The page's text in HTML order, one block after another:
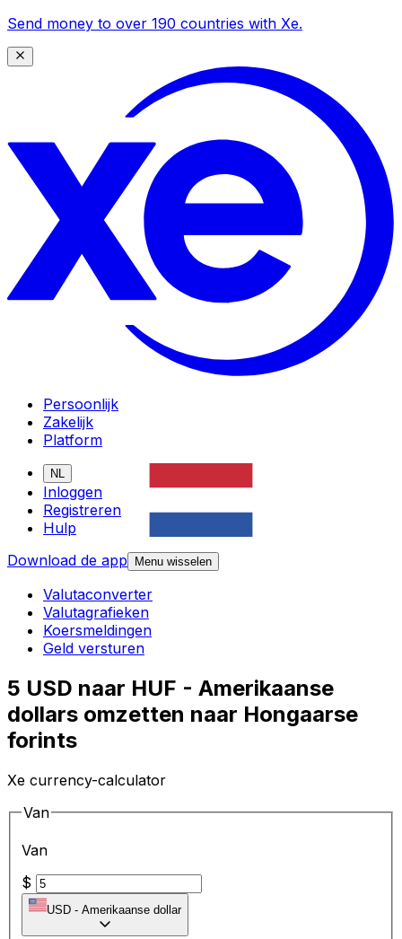
Send money to over 190 countries with Xe.
Persoonlijk
Zakelijk
Platform
NL
Inloggen
Registreren
Hulp
Download de app
Menu wisselen
Valutaconverter
Valutagrafieken
Koersmeldingen
Geld versturen
5 USD naar HUF - Amerikaanse
dollars omzetten naar Hongaarse
forints
Xe currency-calculator
Van
Van
$
USD - Amerikaanse dollar